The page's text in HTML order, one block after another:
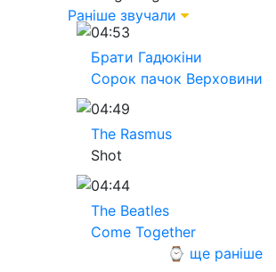
Раніше звучали
04:53
Брати Гадюкіни
Сорок пачок Верховини
04:49
The Rasmus
Shot
04:44
The Beatles
Come Together
⌚ ще раніше